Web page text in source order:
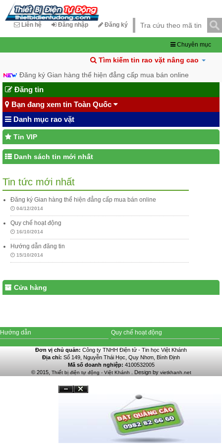
Liên hệ Đăng nhập Đăng ký
Chuyên mục
Tìm kiếm tin rao vặt nâng cao
Đăng ký Gian hàng thể hiện đẳng cấp mua bán online
Đăng tin
Bạn đang xem tin Toàn Quốc
Danh mục rao vặt
Tin VIP
Danh sách tin mới nhất
Tin tức mới nhất
Đăng ký Gian hàng thể hiện đẳng cấp mua bán online
04/12/2014
Quy chế hoạt động
16/10/2014
Hướng dẫn đăng tin
15/10/2014
Cửa hàng
Hướng dẫn Quy chế hoạt động
Đơn vị chủ quản: Công ty TNHH Điện tử - Tin học Việt Khánh
Địa chỉ: Số 149, Nguyễn Thái Học, Quy Nhơn, Bình Định
Mã số doanh nghiệp: 4100532005
© 2015, Thiết bị điện tự động - Việt Khánh . Design by vietkhanh.net